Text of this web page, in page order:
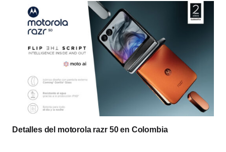
Detalles del motorola razr 50 en Colombia